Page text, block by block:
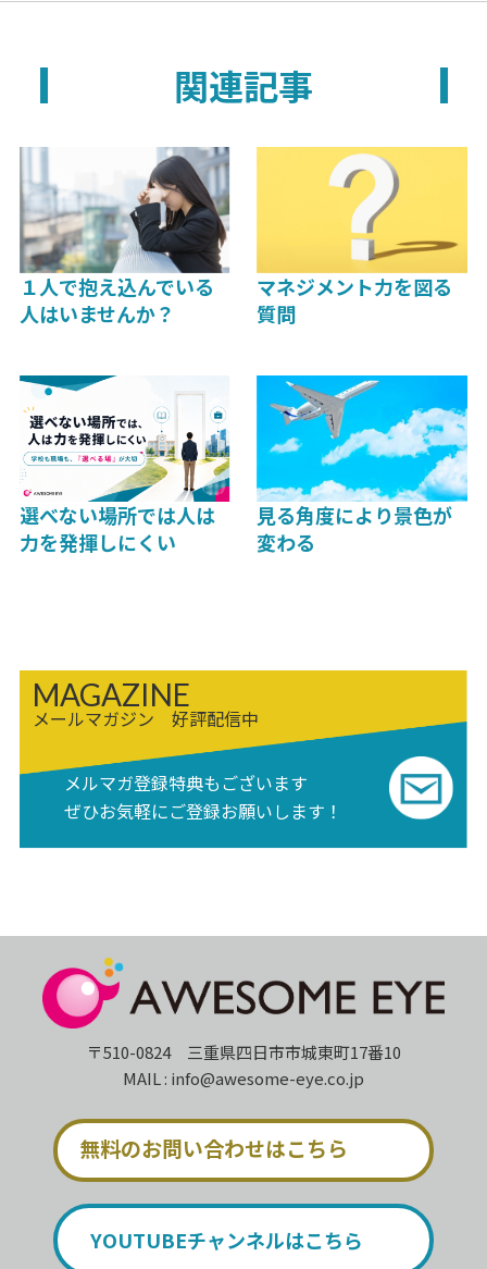
関連記事
１人で抱え込んでいる
人はいませんか？
マネジメント力を図る
質問
選べない場所では人は
力を発揮しにくい
見る角度により景色が
変わる
MAGAZINE
メールマガジン 好評配信中
メルマガ登録特典もございます
ぜひお気軽にご登録お願いします！
〒510-0824 三重県四日市市城東町17番10
MAIL : info@awesome-eye.co.jp
無料のお問い合わせはこちら
YOUTUBEチャンネルはこちら